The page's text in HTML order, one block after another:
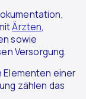
Ärzten,
sowie
Versorgung.
Elementen einer
zählen das